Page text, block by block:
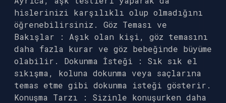
hislerinizi karşılıklı olup olmadığını
öğrenebilirsiniz. Göz Teması ve
Bakışlar : Aşık olan kişi, göz temasını
daha fazla kurar ve göz bebeğinde büyüme
olabilir. Dokunma İsteği : Sık sık el
sıkışma, koluna dokunma veya saçlarına
temas etme gibi dokunma isteği gösterir.
Konuşma Tarzı : Sizinle konuşurken daha